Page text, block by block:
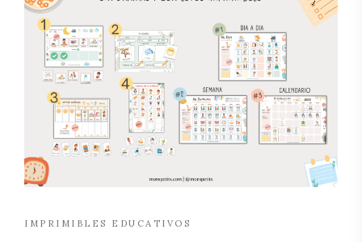
IMPRIMIBLES EDUCATIVOS